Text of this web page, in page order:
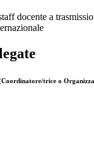
docente a
trice o